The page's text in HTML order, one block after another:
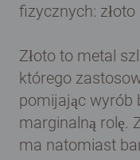
fizycznych:
Złoto to metal
którego
pomijając wyrób
marginalną rolę.
ma natomiast